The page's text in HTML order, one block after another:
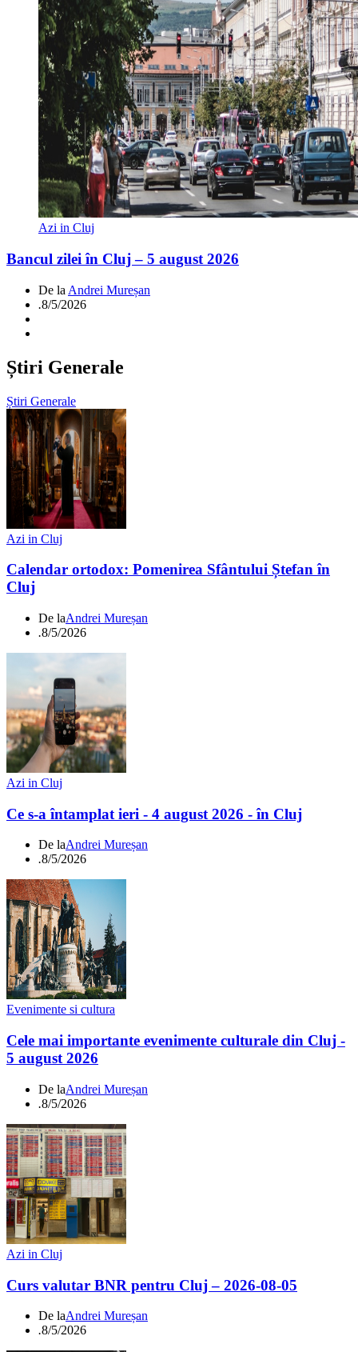
Azi in Cluj
Bancul zilei în Cluj – 5 august 2026
De la Andrei Mureșan
.8/5/2026
Știri Generale
Știri Generale
Azi in Cluj
Calendar ortodox: Pomenirea Sfântului Ștefan în
Cluj
De laAndrei Mureșan
.8/5/2026
Azi in Cluj
Ce s-a întamplat ieri - 4 august 2026 - în Cluj
De laAndrei Mureșan
.8/5/2026
Evenimente si cultura
Cele mai importante evenimente culturale din Cluj -
5 august 2026
De laAndrei Mureșan
.8/5/2026
Azi in Cluj
Curs valutar BNR pentru Cluj – 2026-08-05
De laAndrei Mureșan
.8/5/2026